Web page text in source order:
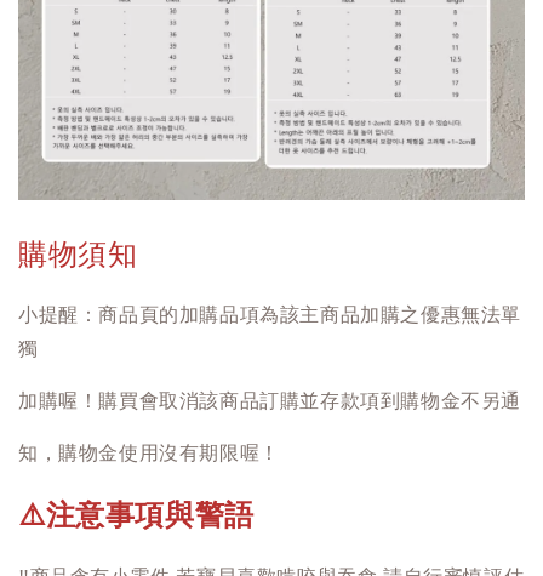
購物須知
小提醒：商品頁的加購品項為該主商品加購之優惠無法單
獨
加購喔！購買會取消該商品訂購並存款項到購物金不另通
知，購物金使用沒有期限喔！
⚠️注意事項與警語